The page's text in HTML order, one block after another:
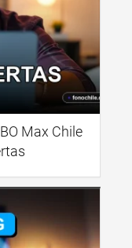
Max Chile